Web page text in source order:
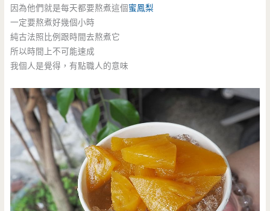
因為他們就是每天都要熬煮這個蜜鳳梨
一定要熬煮好幾個小時
純古法照比例跟時間去熬煮它
所以時間上不可能速成
我個人是覺得，有點職人的意味